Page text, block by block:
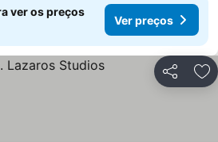
ver os preços
Ver preços
Partilhar